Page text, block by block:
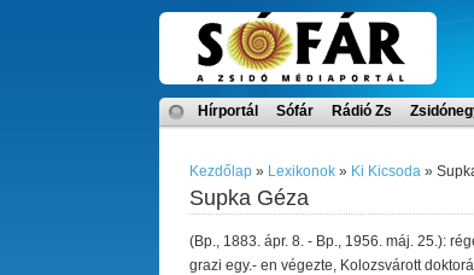
Hírportál Sófár Rádió Zs
Kezdőlap » Lexikonok » Ki Kicsoda »
Supka Géza
(Bp., 1883. ápr. 8. - Bp., 1956. máj. 25.):
grazi egy.- en végezte, Kolozsvárott